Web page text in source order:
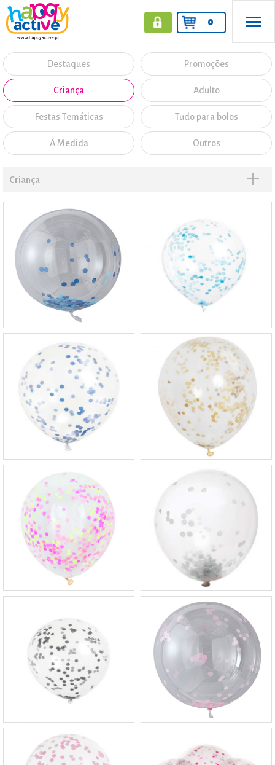
0
Destaques Promoções
Criança Adulto
Festas Temáticas Tudo para bolos
À Medida Outros
Criança